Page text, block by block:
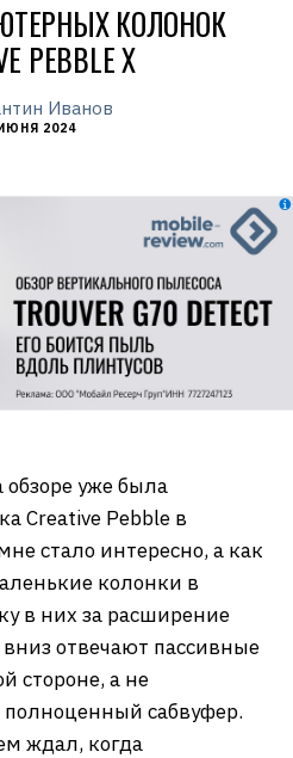
КОЛОНОК
PEBBLE X
Иванов
2024
уже была
Creative Pebble в
стало интересно, а как
колонки в
в них за расширение
вниз отвечают пассивные
стороне, а не
сабвуфер.
ждал, когда